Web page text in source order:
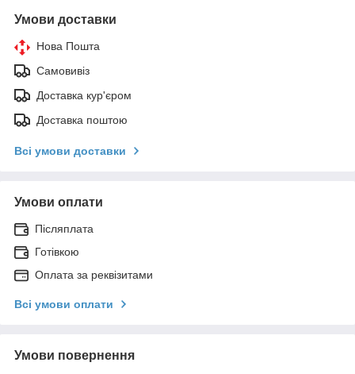
Умови доставки
Нова Пошта
Самовивіз
Доставка кур'єром
Доставка поштою
Всі умови доставки
Умови оплати
Післяплата
Готівкою
Оплата за реквізитами
Всі умови оплати
Умови повернення